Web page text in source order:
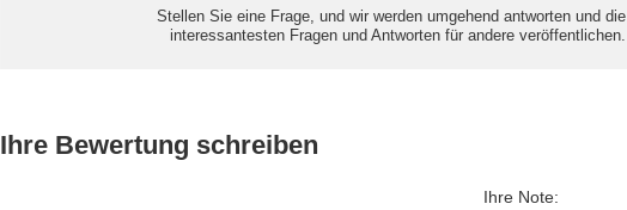
Stellen Sie eine Frage, und wir werden umgehend antworten und die
interessantesten Fragen und Antworten für andere veröffentlichen.
Ihre Bewertung schreiben
Ihre Note: